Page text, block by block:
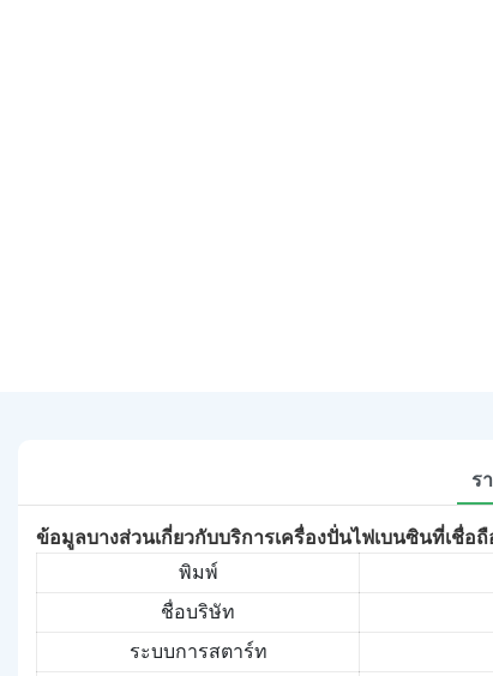
ร
ข้อมูลบางส่วนเกี่ยวกับบริการเครื่องปั่นไฟเบนซินที่เชื่อ
พิมพ์
ชื่อบริษัท
ระบบการสตาร์ท